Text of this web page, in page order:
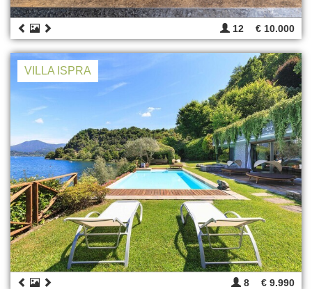
12 € 10.000
VILLA ISPRA
8 € 9.990